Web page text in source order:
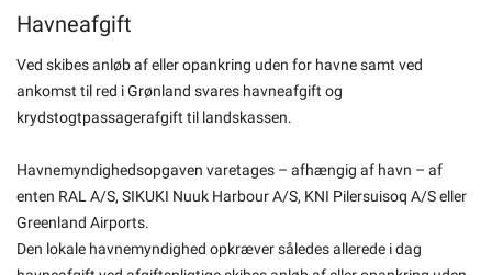
sullissivik.gl
Planportal
Om kommunen
Havneafgift
Ved skibes anløb af eller opankring uden for havne samt ved
ankomst til red i Grønland svares havneafgift og
krydstogtpassagerafgift til landskassen.
Havnemyndighedsopgaven varetages – afhængig af havn – af
enten RAL A/S, SIKUKI Nuuk Harbour A/S, KNI Pilersuisoq A/S eller
Greenland Airports.
Den lokale havnemyndighed opkræver således allerede i dag